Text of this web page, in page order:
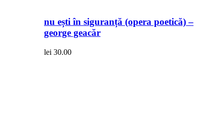
nu ești în siguranță (opera poetică) –
george geacăr
lei 30.00